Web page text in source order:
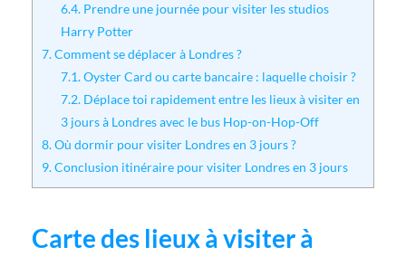
6.4. Prendre une journée pour visiter les studios
Harry Potter
7.Comment se déplacer à Londres ?
7.1.Oyster Card ou carte bancaire : laquelle choisir ?
7.2. Déplace toi rapidement entre les lieux à visiter en
3 jours à Londres avec le bus Hop-on-Hop-Off
8.Où dormir pour visiter Londres en 3 jours ?
9.Conclusion itinéraire pour visiter Londres en 3 jours
Carte des lieux à visiter à